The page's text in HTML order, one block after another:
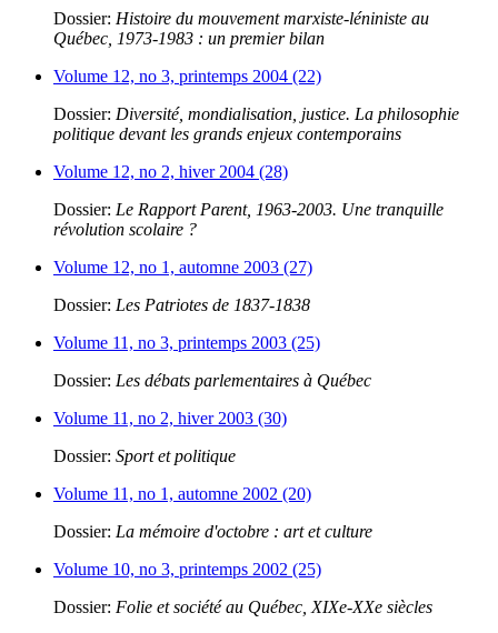
Dossier: Histoire du mouvement marxiste-léniniste au
Québec, 1973-1983 : un premier bilan
Volume 12, no 3, printemps 2004 (22)
Dossier: Diversité, mondialisation, justice. La philosophie
politique devant les grands enjeux contemporains
Volume 12, no 2, hiver 2004 (28)
Dossier: Le Rapport Parent, 1963-2003. Une tranquille
révolution scolaire ?
Volume 12, no 1, automne 2003 (27)
Dossier: Les Patriotes de 1837-1838
Volume 11, no 3, printemps 2003 (25)
Dossier: Les débats parlementaires à Québec
Volume 11, no 2, hiver 2003 (30)
Dossier: Sport et politique
Volume 11, no 1, automne 2002 (20)
Dossier: La mémoire d'octobre : art et culture
Volume 10, no 3, printemps 2002 (25)
Dossier: Folie et société au Québec, XIXe-XXe siècles